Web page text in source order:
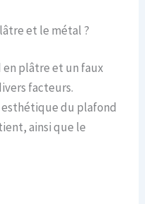
et le métal ?
en plâtre et un faux
facteurs.
du plafond
ainsi que le